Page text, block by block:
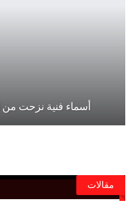
أسماء فنية نزحت من
مقالات